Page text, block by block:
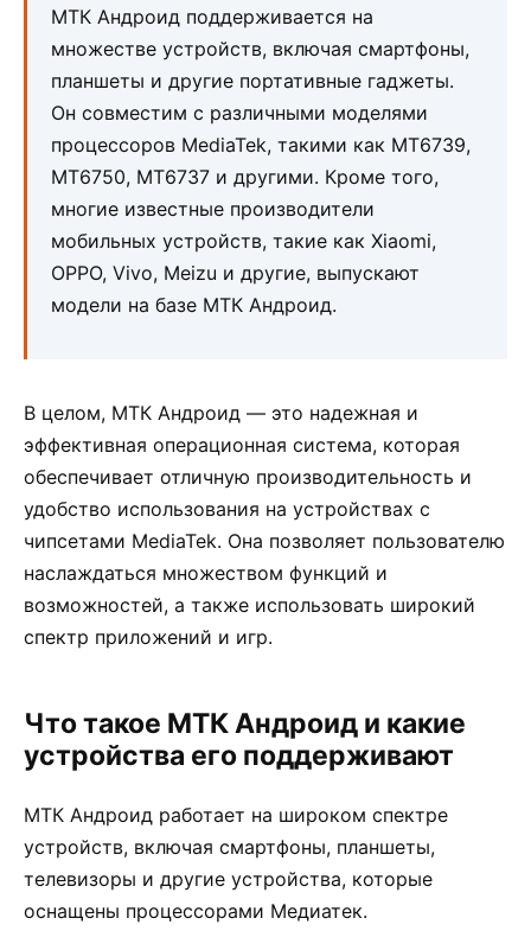
МТК Андроид поддерживается на
множестве устройств, включая смартфоны,
планшеты и другие портативные гаджеты.
Он совместим с различными моделями
процессоров MediaTek, такими как MT6739,
MT6750, MT6737 и другими. Кроме того,
многие известные производители
мобильных устройств, такие как Xiaomi,
OPPO, Vivo, Meizu и другие, выпускают
модели на базе МТК Андроид.
В целом, МТК Андроид — это надежная и
эффективная операционная система, которая
обеспечивает отличную производительность и
удобство использования на устройствах с
чипсетами MediaTek. Она позволяет пользователю
наслаждаться множеством функций и
возможностей, а также использовать широкий
спектр приложений и игр.
Что такое МТК Андроид и какие
устройства его поддерживают
МТК Андроид работает на широком спектре
устройств, включая смартфоны, планшеты,
телевизоры и другие устройства, которые
оснащены процессорами Медиатек.